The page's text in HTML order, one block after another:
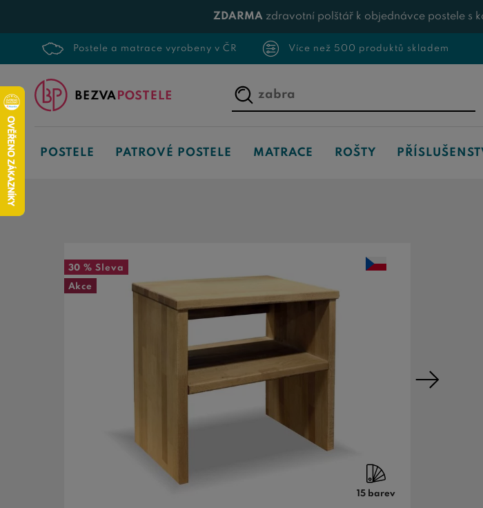
ZDARMA zdravotní polštář k objednávce postele s
Postele a matrace vyrobeny v ČR Více než 500 produktů skladem
Napište,
co
hledáte...
POSTELE PATROVÉ POSTELE MATRACE ROŠTY
30 % Sleva
Akce
15 barev